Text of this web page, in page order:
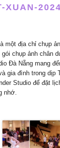
XUAN-
một địa chỉ chụp
chụp ảnh chân
Đà Nẵng mang
gia đình trong dịp
Studio để đặt
nhớ.